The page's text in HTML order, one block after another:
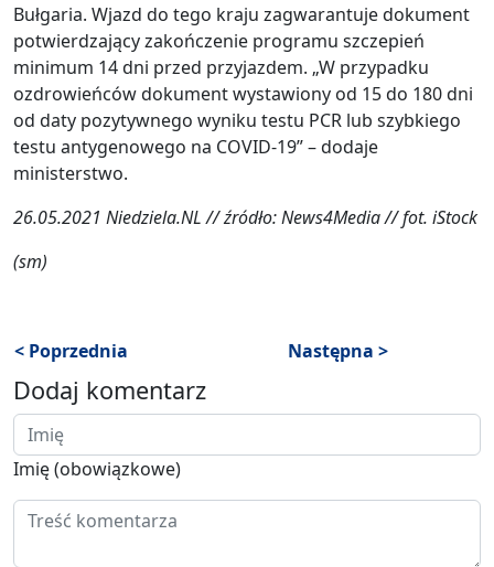
Bułgaria. Wjazd do tego kraju zagwarantuje dokument
potwierdzający zakończenie programu szczepień
minimum 14 dni przed przyjazdem. „W przypadku
ozdrowieńców dokument wystawiony od 15 do 180 dni
od daty pozytywnego wyniku testu PCR lub szybkiego
testu antygenowego na COVID-19” – dodaje
ministerstwo.
26.05.2021 Niedziela.NL // źródło: News4Media // fot. iStock
(sm)
< Poprzednia Następna >
Dodaj komentarz
Imię (obowiązkowe)